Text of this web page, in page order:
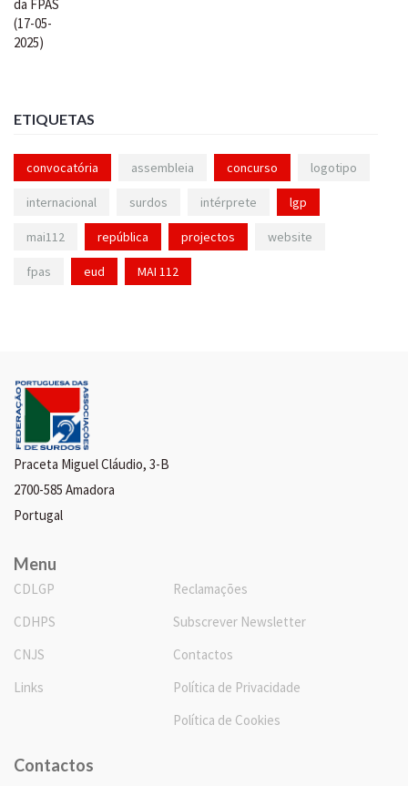
ETIQUETAS
convocatória assembleia concurso logotipo
internacional surdos intérprete lgp
mai112 república projectos website
fpas eud MAI 112
Praceta Miguel Cláudio, 3-B
2700-585 Amadora
Portugal
Menu
CDLGP
CDHPS
CNJS
Links
Reclamações
Subscrever Newsletter
Contactos
Política de Privacidade
Política de Cookies
Contactos